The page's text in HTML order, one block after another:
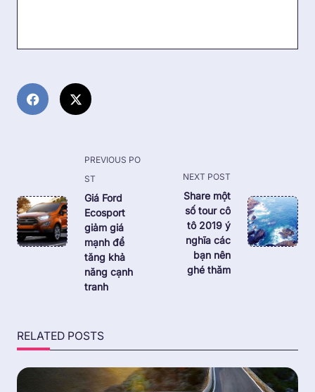
class="nav-
subtitle
screen-
reader-
text">Page</span>
PREVIOUS PO
ST
Giá Ford
Ecosport
giảm giá
mạnh để
tăng khả
năng cạnh
tranh
NEXT POST
Share một
số tour cô
tô 2019 ý
nghĩa các
bạn nên
ghé thăm
RELATED POSTS